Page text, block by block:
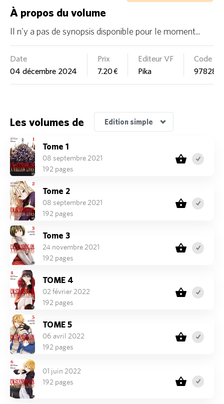
À propos du volume
Il n'y a pas de synopsis disponible pour le moment...
Date
04 décembre 2024
Prix
7.20 €
Editeur VF
Pika
Code
Les volumes de Edition simple
Tome 1
08 septembre 2021
192 pages
Tome 2
08 septembre 2021
192 pages
Tome 3
24 novembre 2021
192 pages
TOME 4
02 février 2022
192 pages
TOME 5
06 avril 2022
192 pages
01 juin 2022
192 pages